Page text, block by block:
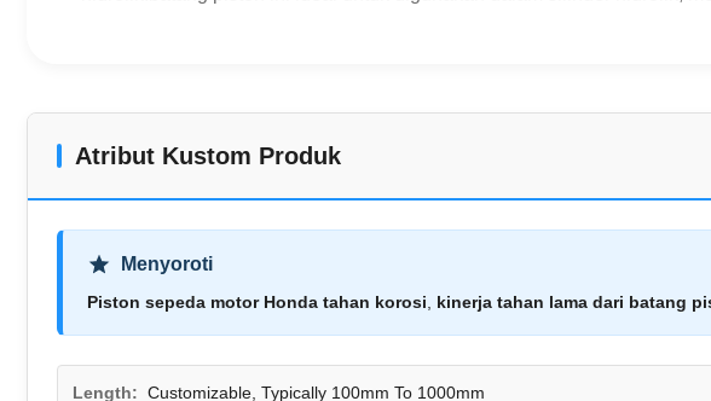
Atribut Kustom Produk
Menyoroti
Piston sepeda motor Honda tahan korosi kinerja tahan lama dari batang
Length: Customizable, Typically 100mm To 1000mm